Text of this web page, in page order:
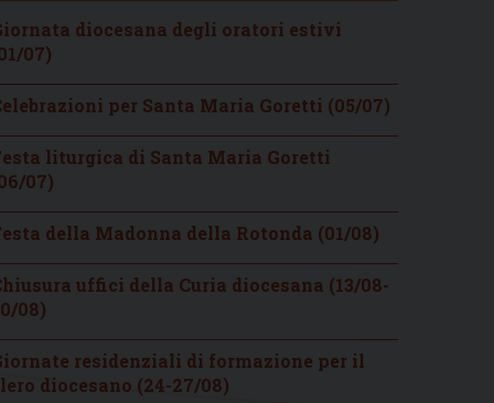
diocesana degli oratori estivi
07)
per Santa Maria Goretti (05/07)
liturgica di Santa Maria Goretti
07)
della Madonna della Rotonda (01/08)
uffici della Curia diocesana (13/08-
08)
residenziali di formazione per il
diocesano (24-27/08)